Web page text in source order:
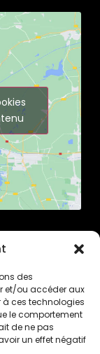
des
et/ou accéder aux
à ces technologies
le comportement
de ne pas
un effet négatif